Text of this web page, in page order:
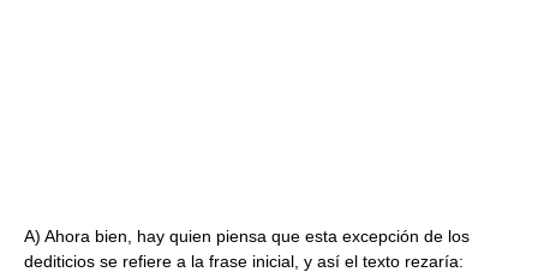
A) Ahora bien, hay quien piensa que esta excepción de los
dediticios se refiere a la frase inicial, y así el texto rezaría: